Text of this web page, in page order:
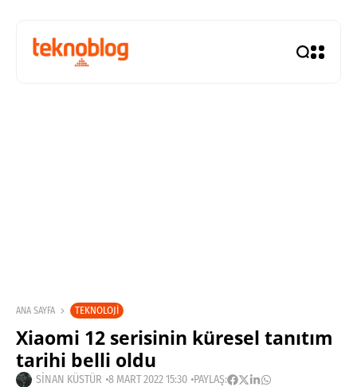
ANA SAYFA TEKNOLOJI
Xiaomi 12 serisinin küresel tanıtım
tarihi belli oldu
SINAN KÜSTÜR 8 MART 2022 15:30 PAYLAŞ: